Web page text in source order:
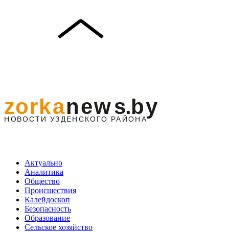
Актуально
Аналитика
Общество
Происшествия
Калейдоскоп
Безопасность
Образование
Сельское хозяйство